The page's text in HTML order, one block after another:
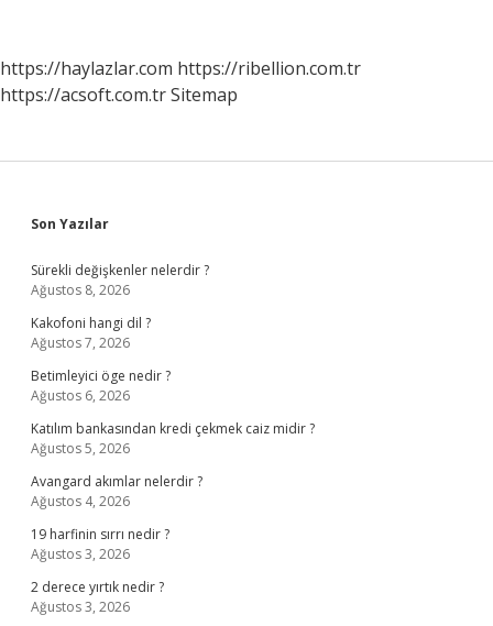
https://haylazlar.com https://ribellion.com.tr
https://acsoft.com.trSitemap
Sidebar
Son Yazılar
Sürekli değişkenler nelerdir ?
Ağustos 8, 2026
Kakofoni hangi dil ?
Ağustos 7, 2026
Betimleyici öge nedir ?
Ağustos 6, 2026
Katılım bankasından kredi çekmek caiz midir ?
Ağustos 5, 2026
Avangard akımlar nelerdir ?
Ağustos 4, 2026
19 harfinin sırrı nedir ?
Ağustos 3, 2026
2 derece yırtık nedir ?
Ağustos 3, 2026